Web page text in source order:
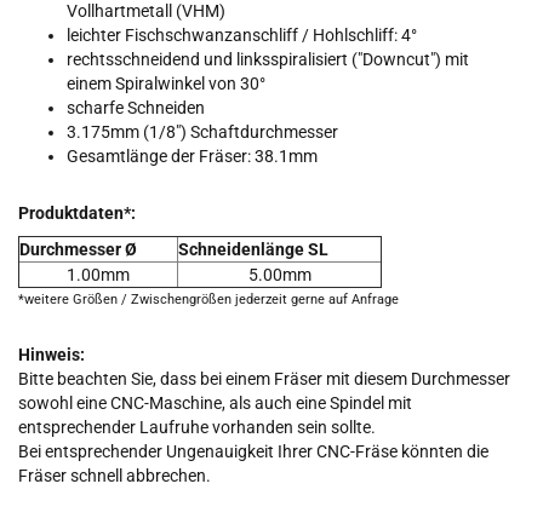
Vollhartmetall (VHM)
leichter Fischschwanzanschliff / Hohlschliff: 4°
rechtsschneidend und linksspiralisiert ("Downcut") mit
einemSpiralwinkel von 30°
scharfe Schneiden
3.175mm (1/8") Schaftdurchmesser
Gesamtlänge der Fräser: 38.1mm
Produktdaten*:
Durchmesser Ø
Schneidenlänge SL
1.00mm
5.00mm
*weitere Größen / Zwischengrößen jederzeit gerne auf Anfrage
Hinweis:
Bitte beachten Sie, dass bei einem Fräser mit diesem Durchmesser
sowohl eine CNC-Maschine, als auch eine Spindel mit
entsprechender Laufruhe vorhanden sein sollte.
Bei entsprechender Ungenauigkeit Ihrer CNC-Fräse könnten die
Fräser schnell abbrechen.